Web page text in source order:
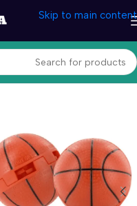
Skip to main content
עמוד הבית/בריאות ונוחות/